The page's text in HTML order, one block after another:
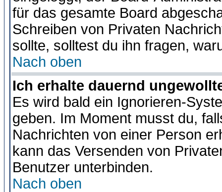
für das gesamte Board
Schreiben von Privaten
sollte, solltest du ihn fragen,
Nach oben
Ich erhalte dauernd
Es wird bald ein Ignorieren-
geben. Im Moment musst du,
Nachrichten von einer Person
kann das Versenden von
Benutzer unterbinden.
Nach oben